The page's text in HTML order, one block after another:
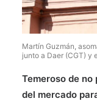
Martín Guzmán,
junto a Daer (CGT) y
Temeroso de
del mercado